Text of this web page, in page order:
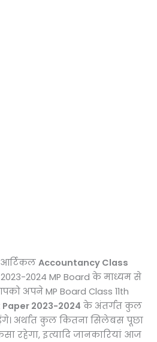
आर्टिकलAccountancy Class
2024 MP Board के माध्यम से
अपने MP Board Class 11th
2023-2024 के अंतर्गत कुल
अर्थात कुल कितना सिलेबस पूछा
रहेगा, इत्यादि जानकारियां आज